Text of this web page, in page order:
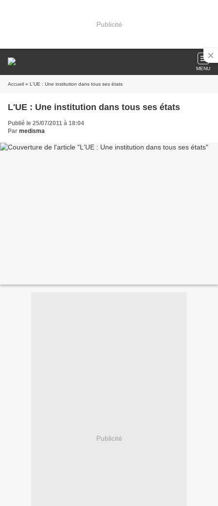
Publicité
MENU
Accueil » L'UE : Une institution dans tous ses états
L'UE : Une institution dans tous ses états
Publié le 25/07/2011 à 18:04
Par medisma
Publicité